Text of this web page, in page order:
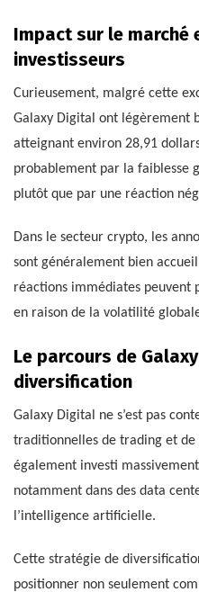
Impact sur le marché
investisseurs
Curieusement, malgré cette
Galaxy Digital ont légèrement
atteignant environ 28,91
probablement par la faiblesse
plutôt que par une réaction
Dans le secteur crypto, les
sont généralement bien
réactions immédiates peuvent
en raison de la volatilité
Le parcours de
diversification
Galaxy Digital ne s’est pas
traditionnelles de trading et de
également investi
notamment dans des data
l’intelligence artificielle.
Cette stratégie de
positionner non seulement